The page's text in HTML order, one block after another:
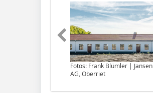
Fotos: Frank Blümler | Jansen
AG, Oberriet